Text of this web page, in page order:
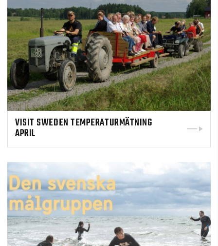
VISIT SWEDEN TEMPERATURMÄTNING
APRIL